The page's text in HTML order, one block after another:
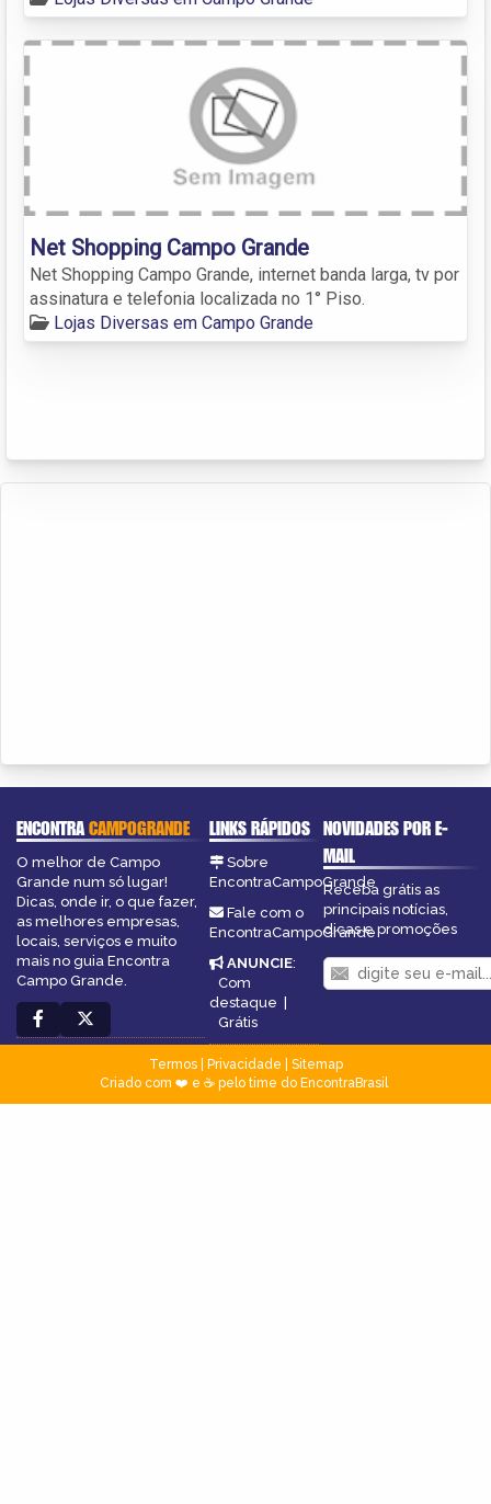
Net Shopping Campo Grande
Net Shopping Campo Grande, internet banda larga, tv por
assinatura e telefonia localizada no 1° Piso.
Lojas Diversas em Campo Grande
ENCONTRACAMPOGRANDE
O melhor de Campo
Grande num só lugar!
Dicas, onde ir, o que fazer,
as melhores empresas,
locais, serviços e muito
mais no guia Encontra
Campo Grande.
LINKS RÁPIDOS
Sobre
EncontraCampoGrande
Fale com o
EncontraCampoGrande
ANUNCIE:
Com
destaque |
Grátis
NOVIDADES POR E-
MAIL
Receba grátis as
principais notícias,
dicas e promoções
Termos| Privacidade
Sitemap
Criado com ❤️ e ☕ pelo time do EncontraBrasil